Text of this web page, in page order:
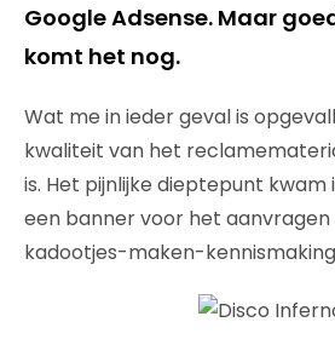
Google Adsense. Maar
komt het nog.
Wat me in ieder geval is
kwaliteit van het
is. Het pijnlijke dieptepunt kwam
een banner voor het aanvragen
kadootjes-maken-